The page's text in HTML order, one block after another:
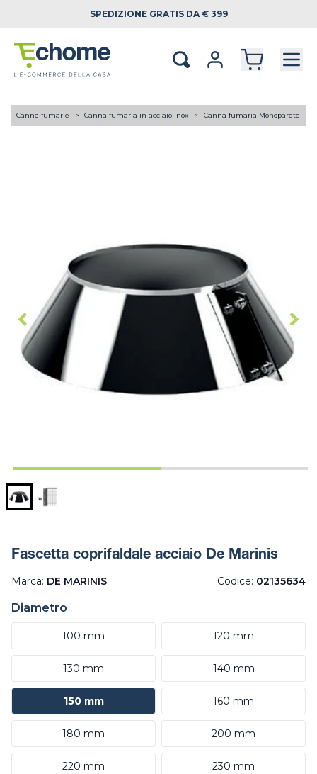
SPEDIZIONE GRATIS DA € 399
Canne fumarie Canna fumaria in acciaio Inox Canna fumaria Monoparete
Fascetta coprifaldale acciaio De Marinis
Marca: DE MARINIS Codice: 02135634
Diametro
100 mm 120 mm
130 mm 140 mm
150 mm 160 mm
180 mm 200 mm
220 mm 230 mm